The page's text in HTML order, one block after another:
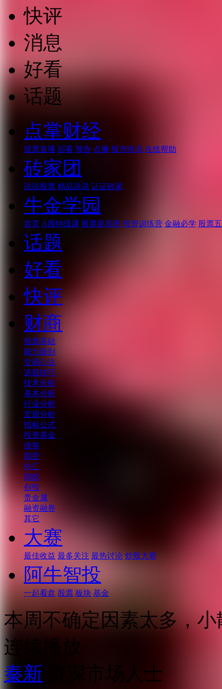
快评
消息
好看
话题
点掌财经
股票直播 回看 预告 点播 股市快讯 在线帮助
砖家团
说说股票 精品说说 认证砖家
牛金学园
首页 A股特战课 股票提高班 投资训练营 金融必学 股票
话题
好看
快评
财商
股票基础
能力级别
交易心法
选股技巧
技术分析
基本分析
行业分析
宏观分析
指标公式
投资基金
债券
期货
外汇
期权
创投
贵金属
融资融券
其它
大赛
最佳收益 最多关注 最热讨论 炒股大赛
阿牛智投
一起看盘 股票 板块 基金
本周不确定因素太多，
连续播放
秦新
资深市场人士